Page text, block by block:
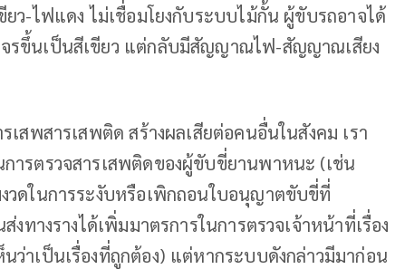
ว-ไฟแดง ไม่เชื่อมโยงกับระบบไม้กั้น ผู้ขับรถอาจได้
รขึ้นเป็นสีเขียว แต่กลับมีสัญญาณไฟ-สัญญาณเสียง
เสพสารเสพติด สร้างผลเสียต่อคนอื่นในสังคม เรา
ารตรวจสารเสพติดของผู้ขับขี่ยานพาหนะ (เช่น
วดในการระงับหรือเพิกถอนใบอนุญาตขับขี่ที่
งทางรางได้เพิ่มมาตรการในการตรวจเจ้าหน้าที่เรื่อง
ว่าเป็นเรื่องที่ถูกต้อง) แต่หากระบบดังกล่าวมีมาก่อน